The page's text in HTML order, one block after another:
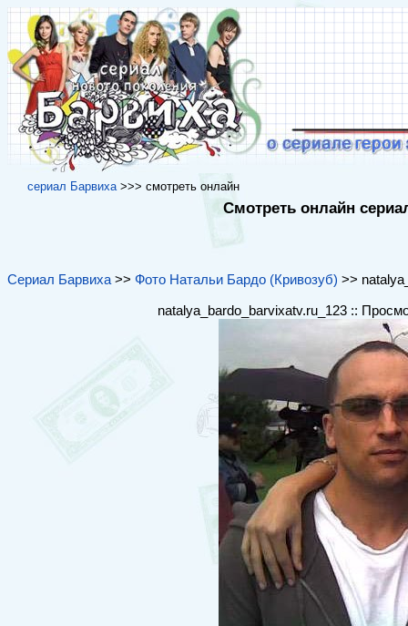
cериал Барвиха>>> cмотреть онлайн
Смотреть онлайн
Сериал Барвиха >> Фото Натальи Бардо (Кривозуб) >>
natalya_bardo_barvixatv.ru_123 ::